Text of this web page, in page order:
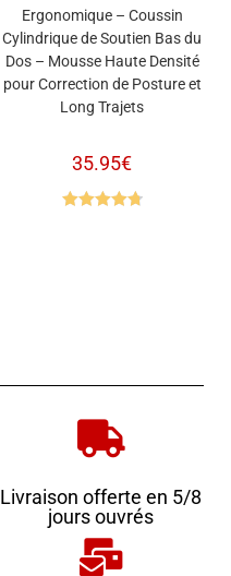
Ergonomique – Coussin
Cylindrique de Soutien Bas du
Dos – Mousse Haute Densité
pour Correction de Posture et
Long Trajets
35.95€
Livraison offerte en 5/8
jours ouvrés